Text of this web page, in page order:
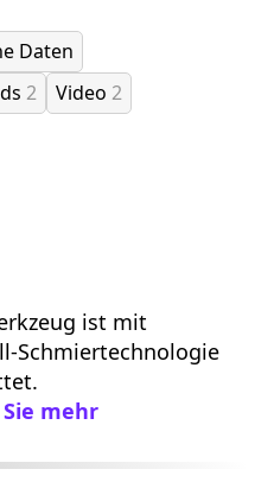
Daten
2 Video 2
ist mit
Schmiertechnologie
mehr